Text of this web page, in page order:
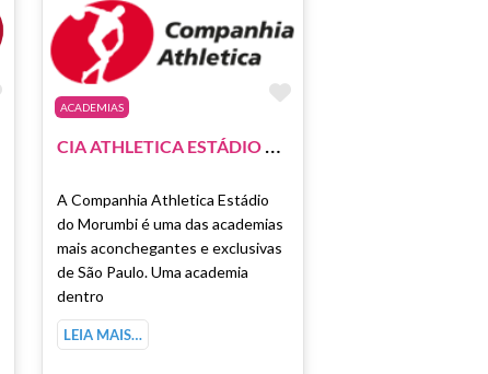
Marcar como Favorito
ACADEMIAS
Marcar como
CIA ATHLETICA ESTÁDIO MORUMBI
A Companhia Athletica Estádio
do Morumbi é uma das academias
mais aconchegantes e exclusivas
de São Paulo. Uma academia
dentro
LEIA MAIS…